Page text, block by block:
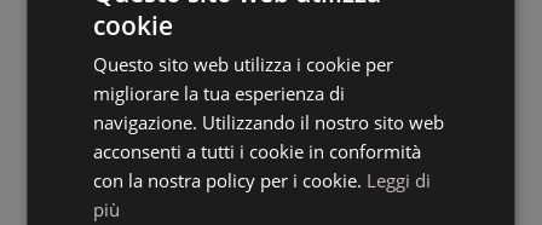
ENGLISH
cookie
Questo sito web utilizza i cookie per
migliorare la tua esperienza di
navigazione. Utilizzando il nostro sito web
acconsenti a tutti i cookie in conformità
con la nostra policy per i cookie. Leggi di
più